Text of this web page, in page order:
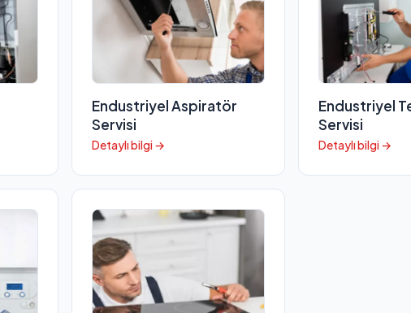
Endustriyel Aspiratör
Servisi
Detaylı bilgi →
Endustriyel
Servisi
Detaylı bilgi →